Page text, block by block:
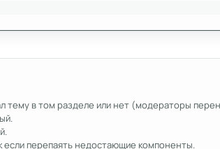
тему в том разделе или нет (модераторы
перепаять недостающие компоненты.